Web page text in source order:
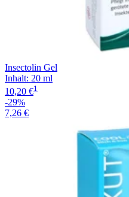
Insectolin Gel
Inhalt: 20 ml
10,20 €1
-29%
7,26 €